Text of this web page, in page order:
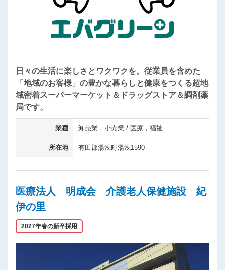
日々の生活に楽しさとワクワクを。従業員を含めた
「地域のお客様」の豊かな暮らしと健康をつくる超地
域密着スーパーマーケット＆ドラッグストア＆調剤薬
局です。
業種 卸売業，小売業 / 医療，福祉
所在地 有田郡湯浅町湯浅1590
医療法人 明成会 介護老人保健施設 紀
伊の里
2027年春の新卒採用